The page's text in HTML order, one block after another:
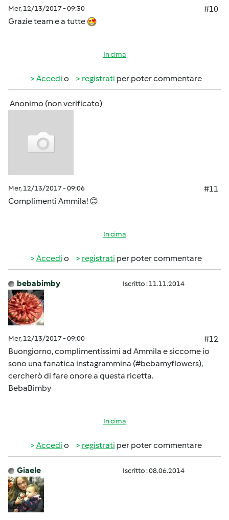
Mer, 12/13/2017 - 09:30
#10
Grazie team e a tutte
In cima
Accedi o registrati per poter commentare
Anonimo (non verificato)
Mer, 12/13/2017 - 09:06
#11
Complimenti Ammila! 😊
In cima
Accedi o registrati per poter commentare
bebabimby Iscritto : 11.11.2014
Mer, 12/13/2017 - 09:00
#12
Buongiorno, complimentissimi ad Ammila e siccome io
sono una fanatica instagrammina (#bebamyflowers),
cercherò di fare onore a questa ricetta.
BebaBimby
In cima
Accedi o registrati per poter commentare
Giaele Iscritto : 08.06.2014